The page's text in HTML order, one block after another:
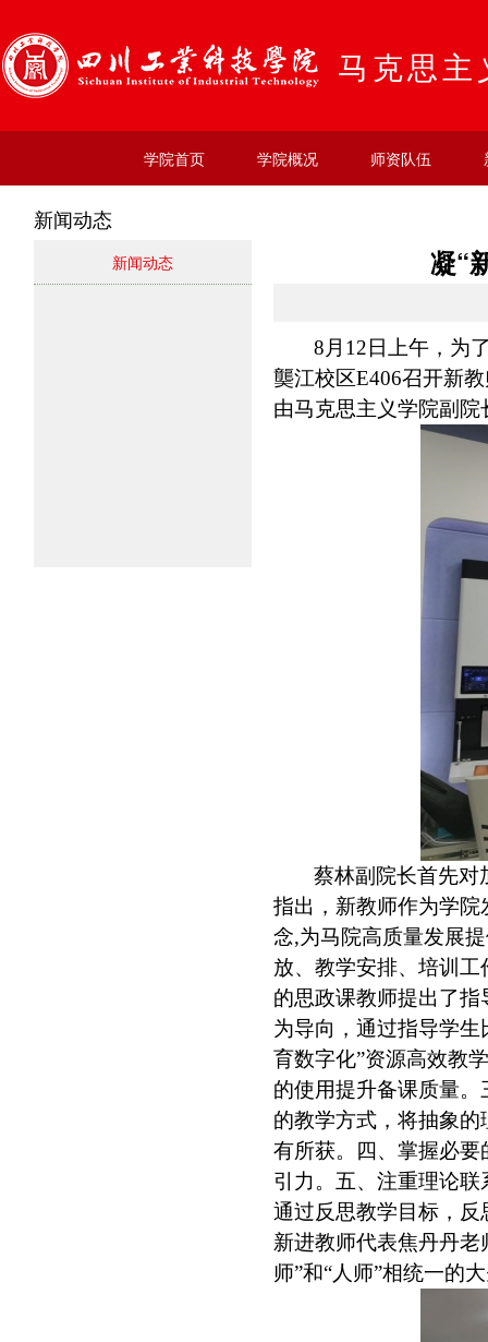
马克思主
学院首页 学院概况 师资队伍
新闻动态
新闻动态 凝“
8月 12 日上午，为
龑江校区E406召开新
由马克思主义学院副院
蔡林副院长首先对
指出，新教师作为学院
念,为马院高质量发展
放、教学安排、培训
的思政课教师提出了
为导向，通过指导学
育数字化”资源高效教
的使用提升备课质量
的教学方式，将抽象
有所获。四、掌握必
引力。五、注重理论
通过反思教学目标，
新进教师代表焦丹丹
师”和“人师”相统一的